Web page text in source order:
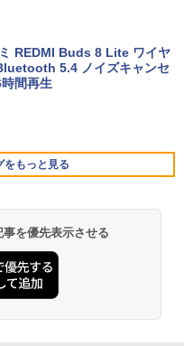
年発売) グレー B0B2SD
Windows11 初期設定済
820G3 WEBカメラ搭載
ち便利 中古パソコン ノー
ノートPC 安心保証
！大量還元！】一体型デ
コン VETESA 22型液晶
SSD256GB 初期設定済
Fi無線LAN対応 キーボー
PC 新品
値引／【新品 当日出荷】
セット ゲーミングPC ゲ
ン デスクトップパソコン
Ryzen7 5700X Wind
〜1TB メモリ 16G
オーデータ/ゲーミングモ
チ/GigaCrysta/EX-LDGC
REDMI Buds 8 Lite ワイヤ
5.4 ノイズキャンセ
間再生
もっと見る
feat. Flo Milli, ATL Jacob
水 ラベルレス 500ml ×24本
バナジウム含有 水 ミネラル
トボトル 静岡県産 500ミリリ
17巻 (デジタル版ビッグガ
ス)
を優先表示させる